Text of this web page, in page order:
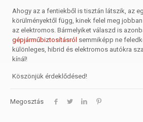
Ahogy az a fentiekből is tisztán látszik, az
körülményektől függ, kinek felel meg
az elektromos. Bármelyiket válaszd is
gépjárműbiztosításról semmiképp ne
különleges, hibrid és elektromos autókra
kínál!
Köszönjük érdeklődésed!
Megosztás